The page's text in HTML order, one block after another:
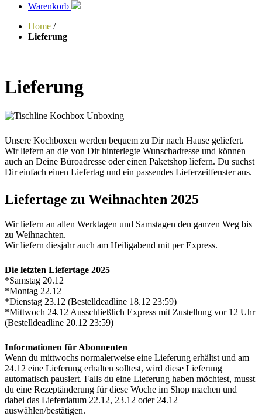
Warenkorb
Home /
Lieferung
Lieferung
Unsere Kochboxen werden bequem zu Dir nach Hause geliefert.
Wir liefern an die von Dir hinterlegte Wunschadresse und können
auch an Deine Büroadresse oder einen Paketshop liefern. Du suchst
Dir einfach einen Liefertag und ein passendes Lieferzeitfenster aus.
Liefertage zu Weihnachten 2025
Wir liefern an allen Werktagen und Samstagen den ganzen Weg bis
zu Weihnachten.
Wir liefern diesjahr auch am Heiligabend mit per Express.
Die letzten Liefertage 2025
*Samstag 20.12
*Montag 22.12
*Dienstag 23.12 (Bestelldeadline 18.12 23:59)
*Mittwoch 24.12 Ausschließlich Express mit Zustellung vor 12 Uhr
(Bestelldeadline 20.12 23:59)
Informationen für Abonnenten
Wenn du mittwochs normalerweise eine Lieferung erhältst und am
24.12 eine Lieferung erhalten solltest, wird diese Lieferung
automatisch pausiert. Falls du eine Lieferung haben möchtest, musst
du eine Rezeptänderung für diese Woche im Shop machen und
dabei das Lieferdatum 22.12, 23.12 oder 24.12
auswählen/bestätigen.